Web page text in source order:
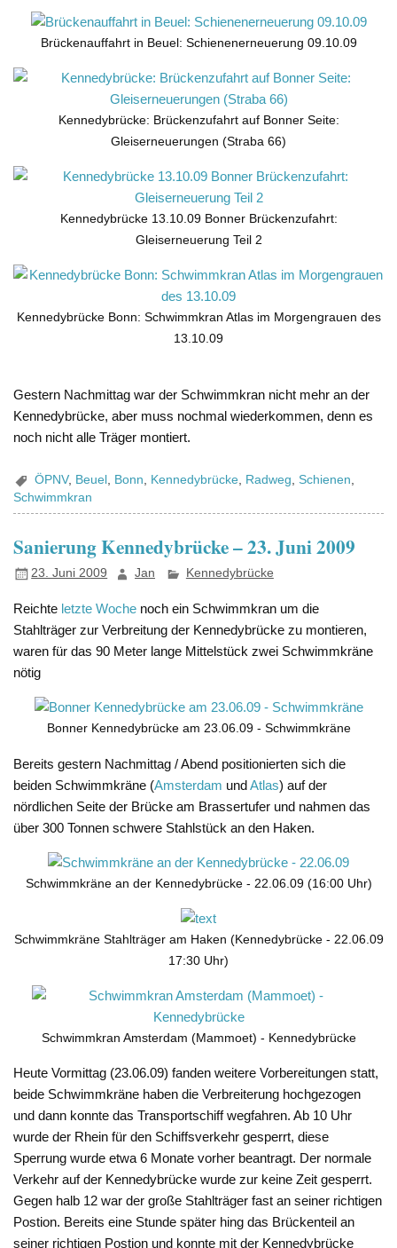
Brückenauffahrt in Beuel: Schienenerneuerung 09.10.09
Kennedybrücke: Brückenzufahrt auf Bonner Seite:
Gleiserneuerungen (Straba 66)
Kennedybrücke 13.10.09 Bonner Brückenzufahrt:
Gleiserneuerung Teil 2
Kennedybrücke Bonn: Schwimmkran Atlas im Morgengrauen des
13.10.09
Gestern Nachmittag war der Schwimmkran nicht mehr an der
Kennedybrücke, aber muss nochmal wiederkommen, denn es
noch nicht alle Träger montiert.
ÖPNV, Beuel Bonn Kennedybrücke Radweg ,Schienen
Schwimmkran
Sanierung Kennedybrücke – 23. Juni 2009
23. Juni 2009 Jan Kennedybrücke
Reichte letzte Woche noch ein Schwimmkran um die
Stahlträger zur Verbreitung der Kennedybrücke zu montieren,
waren für das 90 Meter lange Mittelstück zwei Schwimmkräne
nötig
Bonner Kennedybrücke am 23.06.09 - Schwimmkräne
Bereits gestern Nachmittag / Abend positionierten sich die
beiden Schwimmkräne (Amsterdam undAtlas) auf der
nördlichen Seite der Brücke am Brassertufer und nahmen das
über 300 Tonnen schwere Stahlstück an den Haken.
Schwimmkräne an der Kennedybrücke - 22.06.09 (16:00 Uhr)
Schwimmkräne Stahlträger am Haken (Kennedybrücke - 22.06.09
17:30 Uhr)
Schwimmkran Amsterdam (Mammoet) - Kennedybrücke
Heute Vormittag (23.06.09) fanden weitere Vorbereitungen statt,
beide Schwimmkräne haben die Verbreiterung hochgezogen
und dann konnte das Transportschiff wegfahren. Ab 10 Uhr
wurde der Rhein für den Schiffsverkehr gesperrt, diese
Sperrung wurde etwa 6 Monate vorher beantragt. Der normale
Verkehr auf der Kennedybrücke wurde zur keine Zeit gesperrt.
Gegen halb 12 war der große Stahlträger fast an seiner richtigen
Postion. Bereits eine Stunde später hing das Brückenteil an
seiner richtigen Postion und konnte mit der Kennedybrücke